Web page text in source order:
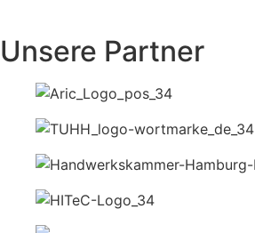
Unsere Partner